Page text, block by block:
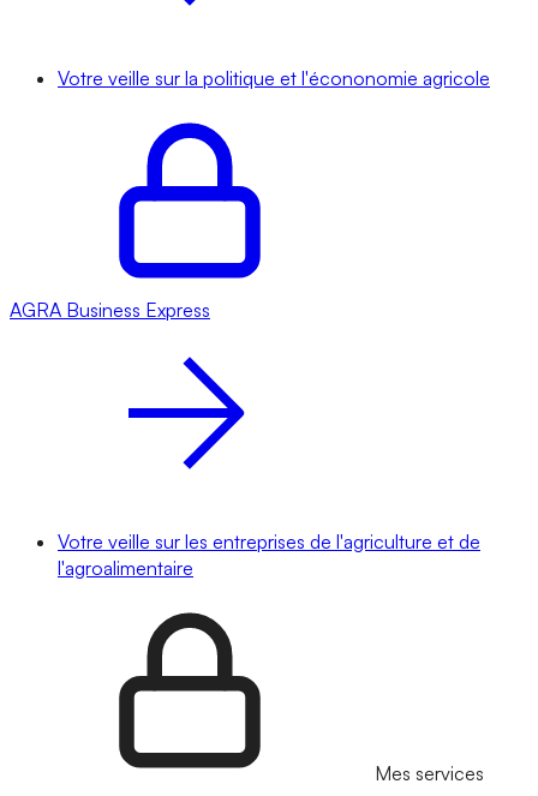
Votre veille sur la politique et l'écononomie agricole
AGRA Business Express
Votre veille sur les entreprises de l'agriculture et de
l'agroalimentaire
Mes services